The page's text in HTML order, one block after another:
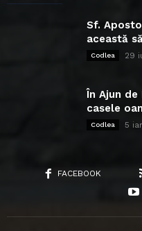
Sf.
această
Codlea 29
În Ajun
casele
Codlea 5
FACEBOOK